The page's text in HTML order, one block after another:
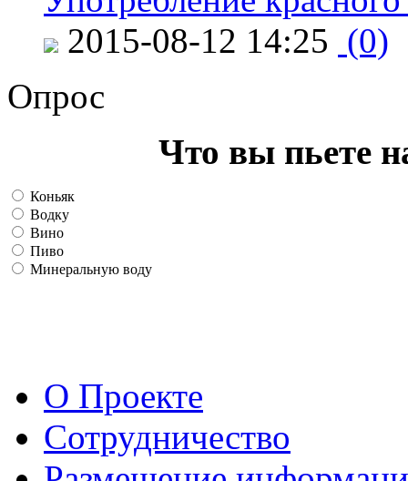
2015-08-12 14:25 (0)
Опрос
Что вы пьете
Коньяк
Водку
Вино
Пиво
Минеральную воду
О Проекте
Сотрудничество